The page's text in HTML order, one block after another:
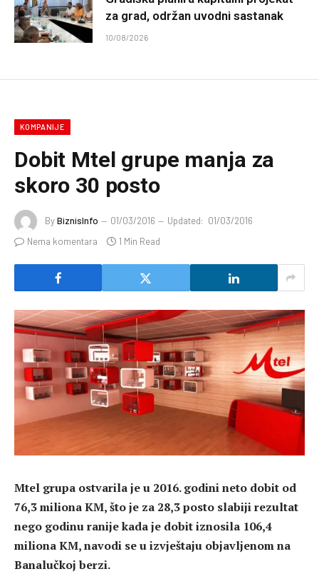
za grad, održan uvodni sastanak
10/08/2026
KOMPANIJE
Dobit Mtel grupe manja za
skoro 30 posto
ByBiznisInfo 01/03/2016 Updated: 01/03/2016
Nema komentara
1 Min Read
Mtel grupa ostvarila je u 2016. godini neto dobit od
76,3 miliona KM, što je za 28,3 posto slabiji rezultat
nego godinu ranije kada je dobit iznosila 106,4
miliona KM, navodi se u izvještaju objavljenom na
Banalučkoj berzi.